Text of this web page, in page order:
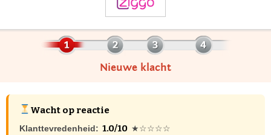
Nieuwe klacht
Wacht op reactie
Klanttevredenheid: 1.0/10 ★☆☆☆☆